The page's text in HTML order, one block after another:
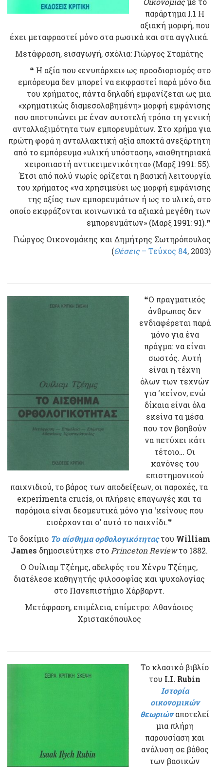
παράρτημα Ι.1 Η
αξιακή μορφή, που
έχει μεταφραστεί μόνο στα ρωσικά και στα αγγλικά.
Μετάφραση, εισαγωγή, σχόλια: Γιώργος Σταμάτης
❝ Η αξία που «ενυπάρχει» ως προσδιορισμός στο
εμπόρευμα δεν μπορεί να εκφραστεί παρά μόνο δια
του χρήματος, πάντα δηλαδή εμφανίζεται ως μια
«χρηματικώς διαμεσολαβημένη» μορφή εμφάνισης
που αποτυπώνει με έναν αυτοτελή τρόπο τη γενική
ανταλλαξιμότητα των εμπορευμάτων. Στο χρήμα για
πρώτη φορά η ανταλλακτική αξία αποκτά ανεξάρτητη
από το εμπόρευμα «υλική υπόσταση», «αισθητηριακά
χειροπιαστή αντικειμενικότητα» (Μαρξ 1991: 55).
Έτσι από πολύ νωρίς ορίζεται η βασική λειτουργία
του χρήματος «να χρησιμεύει ως μορφή εμφάνισης
της αξίας των εμπορευμάτων ή ως το υλικό, στο
οποίο εκφράζονται κοινωνικά τα αξιακά μεγέθη των
εμπορευμάτων» (Μαρξ 1991: 91).❞
Γιώργος Οικονομάκης και Δημήτρης Σωτηρόπουλος
(Θέσεις– Τεύχος 84, 2003)
❝Ο πραγματικός
άνθρωπος δεν
ενδιαφέρεται παρά
μόνο για ένα
πράγμα: να είναι
σωστός. Αυτή
είναι η τέχνη
όλων των τεχνών
για ‘κείνον, ενώ
δίκαια είναι όλα
εκείνα τα μέσα
που τον βοηθούν
να πετύχει κάτι
τέτοιο… Οι
κανόνες του
επιστημονικού
παιχνιδιού, το βάρος των αποδείξεων, οι παροχές, τα
experimenta crucis, οι πλήρεις επαγωγές και τα
παρόμοια είναι δεσμευτικά μόνο για ‘κείνους που
εισέρχονται σ’ αυτό το παιχνίδι.❞
Το δοκίμιο Το αίσθημα ορθολογικότηταςτου William
James δημοσιεύτηκε στοPrinceton Reviewτο 1882.
Ο Ουίλιαμ Τζέημς, αδελφός του Χένρυ Τζέημς,
διατέλεσε καθηγητής φιλοσοφίας και ψυχολογίας
στο Πανεπιστήμιο Χάρβαρντ.
Μετάφραση, επιμέλεια, επίμετρο: Αθανάσιος
Χριστακόπουλος
Το κλασικό βιβλίο
του I.I. Rubin
Ιστορία
οικονομικών
θεωριώναποτελεί
μια πλήρη
παρουσίαση και
ανάλυση σε βάθος
των βασικών